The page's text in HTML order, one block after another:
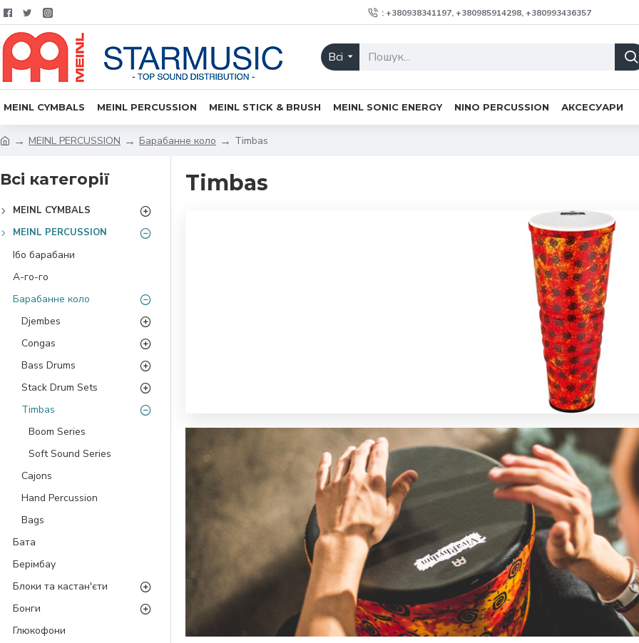
: +380938341197, +380985914298, +380993436357
Всі
MEINL CYMBALS MEINL PERCUSSION MEINL STICK & BRUSH MEINL SONIC ENERGY NINO PERCUSSION АКСЕСУАРИ
MEINL PERCUSSION Барабанне коло Timbas
Всі категорії
MEINL CYMBALS
MEINL PERCUSSION
Ібо барабани
А-го-го
Барабанне коло
Djembes
Congas
Bass Drums
Stack Drum Sets
Timbas
Boom Series
Soft Sound Series
Cajons
Hand Percussion
Bags
Бата
Берімбау
Блоки та кастан'єти
Бонги
Глюкофони
Timbas